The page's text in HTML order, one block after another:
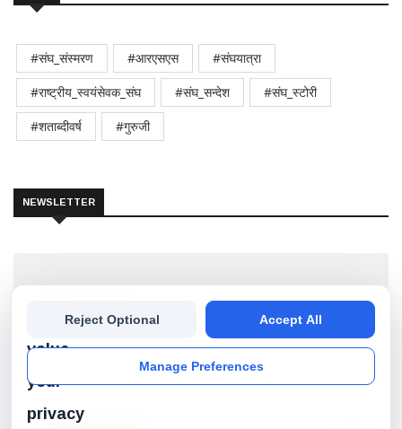
#संघ_संस्मरण #आरएसएस
#संघयात्रा
#राष्ट्रीय_स्वयंसेवक_संघ
#संघ_सन्देश
#संघ_स्टोरी
#शताब्दीवर्ष
#गुरुजी
NEWSLETTER
Subscribe our newsletter to get the best stories into
your inbox!
value
your
privacy
Manage Preferences
Reject Optional Accept All